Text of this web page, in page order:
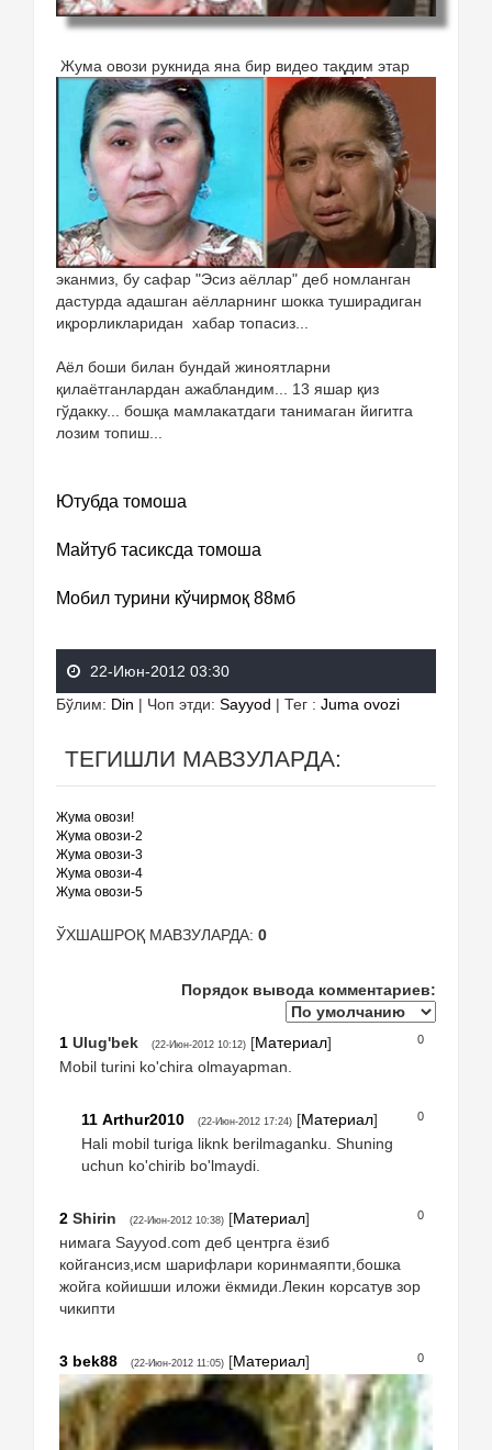
Жума овози рукнида яна бир видео тақдим этар
эканмиз, бу сафар "Эсиз аёллар" деб номланган
дастурда адашган аёлларнинг шокка туширадиган
иқрорликларидан хабар топасиз...
Аёл боши билан бундай жиноятларни
қилаётганлардан ажабландим... 13 яшар қиз
гўдакку... бошқа мамлакатдаги танимаган йигитга
лозим топиш...
Ютубда томоша
Майтуб тасиксда томоша
Мобил турини кўчирмоқ 88мб
22-Июн-2012 03:30
Бўлим: Din | Чоп этди: Sayyod | Тег : Juma ovozi
ТЕГИШЛИ МАВЗУЛАРДА:
Жума овози!
Жума овози-2
Жума овози-3
Жума овози-4
Жума овози-5
ЎХШАШРОҚ МАВЗУЛАРДА: 0
Порядок вывода комментариев:
0
1 Ulug'bek (22-Июн-2012 10:12) [Материал]
Mobil turini ko'chira olmayapman.
0
11 Arthur2010 (22-Июн-2012 17:24) [Материал]
Hali mobil turiga liknk berilmaganku. Shuning
uchun ko'chirib bo'lmaydi.
0
2 Shirin (22-Июн-2012 10:38) [Материал]
нимага Sayyod.com деб центрга ёзиб
койгансиз,исм шарифлари коринмаяпти,бошка
жойга койишши иложи ёкмиди.Лекин корсатув зор
чикипти
0
3 bek88 (22-Июн-2012 11:05) [Материал]